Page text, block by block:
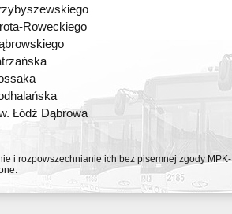
Roweckiego
Łódź Dąbrowa
i rozpowszechnianie ich bez pisemnej zgody MPK-